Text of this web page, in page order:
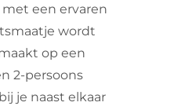
een ervaren
wordt
op een
2-persoons
je naast elkaar